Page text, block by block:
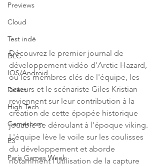
Previews
Cloud
Test indé
DLC
IOS/Android
Direct
High Tech
Gamescom
E3
Paris Games Week
Découvrez le premier journal de
développement vidéo d'Arctic Hazard,
où les membres clés de l'équipe, les
acteurs et le scénariste Giles Kristian
reviennent sur leur contribution à la
création de cette épopée historique
jouable se déroulant à l'époque viking.
L'équipe lève le voile sur les coulisses
du développement et aborde
notamment l'utilisation de la capture